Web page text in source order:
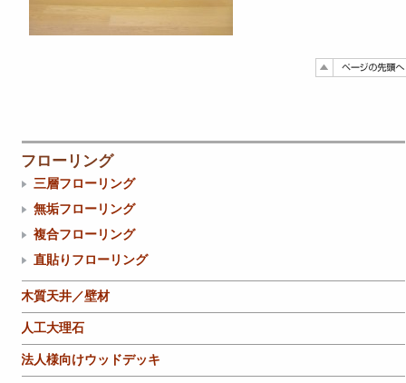
フローリング
三層フローリング
無垢フローリング
複合フローリング
直貼りフローリング
木質天井／壁材
人工大理石
法人様向けウッドデッキ